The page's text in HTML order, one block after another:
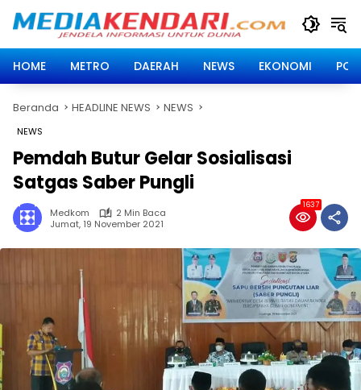
HOME
METRO DAERAH NEWS EKONOMI
Beranda HEADLINE NEWS NEWS
NEWS
Pemdah Butur Gelar Sosialisasi
Satgas Saber Pungli
Medkom
2 Min Baca
Jumat, 19 November 2021
1637